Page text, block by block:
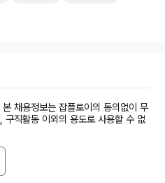
채용정보는 잡플로이의 동의없이 무
직활동 이외의 용도로 사용할 수 없